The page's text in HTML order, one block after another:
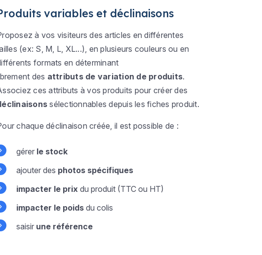
variables et déclinaisons
à vos visiteurs des articles en différentes
(ex: S, M, L, XL...), en plusieurs couleurs ou en
formats en déterminant
des attributs de variation de produits.
ces attributs à vos produits pour créer des
sélectionnables depuis les fiches produit.
chaque déclinaison créée, il est possible de :
gérer le stock
ajouter des photos spécifiques
impacter le prix du produit (TTC ou HT)
impacter le poids du colis
saisir une référence